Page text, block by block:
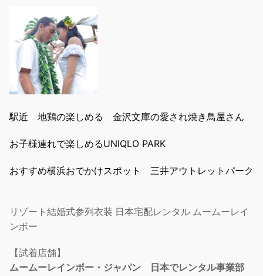
駅近 地鶏の楽しめる 金沢文庫の愛され焼き鳥屋さん
お子様連れで楽しめるUNlQLO PARK
おすすめ横浜おでかけスポット 三井アウトレットパーク
リゾート結婚式参列衣装 日本宅配レンタル ムームーレイ
ンボー
【試着店舗】
ムームーレインボー・ジャパン 日本でレンタル事業部